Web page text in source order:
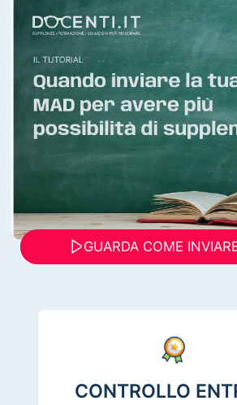
GUARDA COME
CONTROLLO